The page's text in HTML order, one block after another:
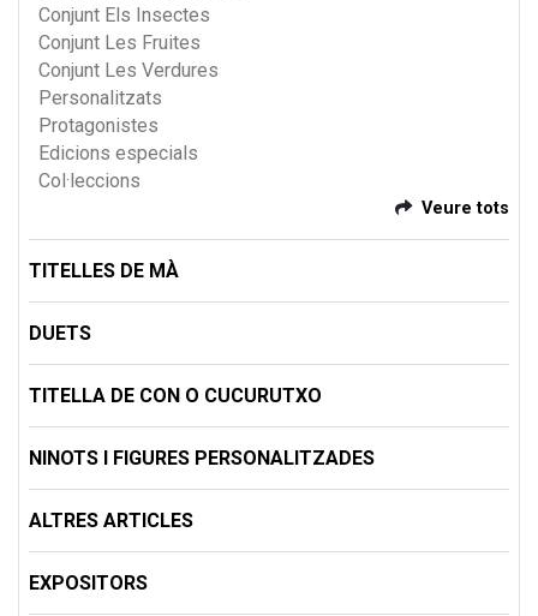
Conjunt Els Insectes
Conjunt Les Fruites
Conjunt Les Verdures
Personalitzats
Protagonistes
Edicions especials
Col·leccions
Veure tots
TITELLES DE MÀ
DUETS
TITELLA DE CON O CUCURUTXO
NINOTS I FIGURES PERSONALITZADES
ALTRES ARTICLES
EXPOSITORS